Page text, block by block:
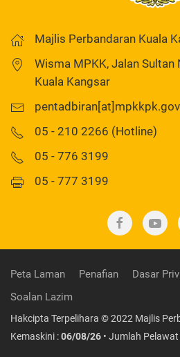
Majlis Perbandaran Kuala
Wisma MPKK, Jalan Sultan
Kuala Kangsar
05 - 210 2266 (Hotline)
05 - 776 3199
05 - 777 3199
Peta Laman Penafian Dasar
Soalan Lazim
Hakcipta Terpelihara © 2022 Majlis
Kemaskini :06/08/26 • Jumlah Pelawat